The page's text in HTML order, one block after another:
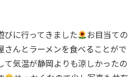
びに行ってきました
お目当ての
さんとラーメンを食べることがで
て気温が静岡よりも涼しかったの